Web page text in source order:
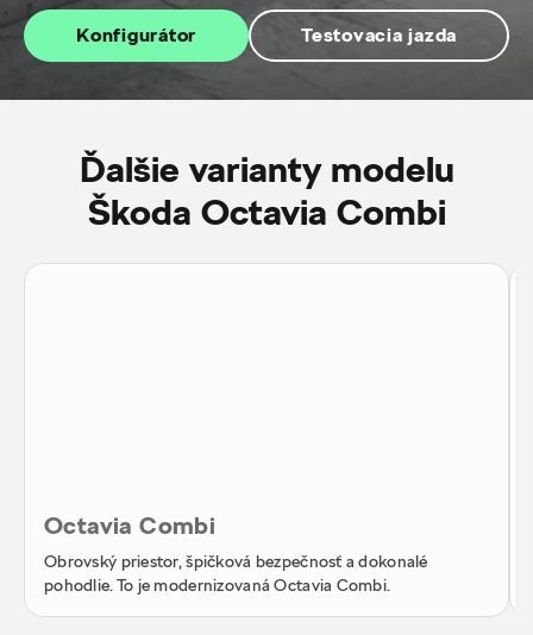
Konfigurátor Testovacia jazda
Ďalšie varianty modelu
Škoda Octavia Combi
Octavia Combi
Obrovský priestor, špičková bezpečnosť a dokonalé
pohodlie. To je modernizovaná Octavia Combi.